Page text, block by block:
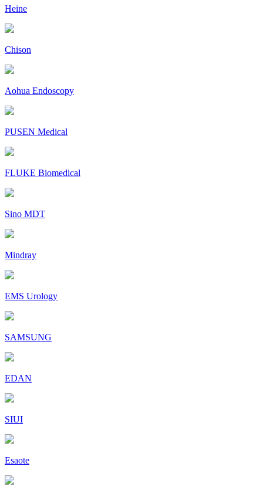
Heine
Chison
Aohua Endoscopy
PUSEN Medical
FLUKE Biomedical
Sino MDT
Mindray
EMS Urology
SAMSUNG
EDAN
SIUI
Esaote